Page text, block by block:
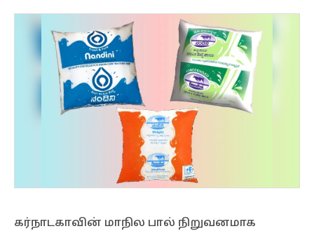
கர்நாடகாவின் மாநில பால் நிறுவனமாக